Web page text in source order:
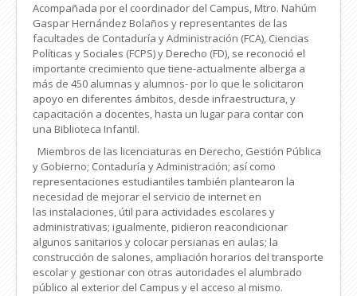
Acompañada por el coordinador del Campus, Mtro. Nahúm
Gaspar Hernández Bolaños y representantes de las
facultades de Contaduría y Administración (FCA), Ciencias
Políticas y Sociales (FCPS) y Derecho (FD), se reconoció el
importante crecimiento que tiene-actualmente alberga a
más de 450 alumnas y alumnos- por lo que le solicitaron
apoyo en diferentes ámbitos, desde infraestructura, y
capacitación a docentes, hasta un lugar para contar con
una Biblioteca Infantil.
Miembros de las licenciaturas en Derecho, Gestión Pública
y Gobierno; Contaduría y Administración; así como
representaciones estudiantiles también plantearon la
necesidad de mejorar el servicio de internet en
las instalaciones, útil para actividades escolares y
administrativas; igualmente, pidieron reacondicionar
algunos sanitarios y colocar persianas en aulas; la
construcción de salones, ampliación horarios del transporte
escolar y gestionar con otras autoridades el alumbrado
público al exterior del Campus y el acceso al mismo.